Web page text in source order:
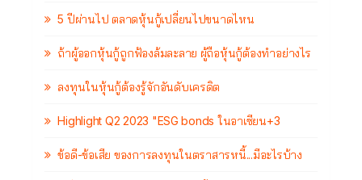
5 ปีผ่านไป ตลาดหุ้นกู้เปลี่ยนไปขนาดไหน
ถ้าผู้ออกหุ้นกู้ถูกฟ้องล้มละลาย ผู้ถือหุ้นกู้ต้องทำอย่างไร
ลงทุนในหุ้นกู้ต้องรู้จักอันดับเครดิต
Highlight Q2 2023 "ESG bonds ในอาเซียน+3
ข้อดี-ข้อเสีย ของการลงทุนในตราสารหนี้...มีอะไรบ้าง